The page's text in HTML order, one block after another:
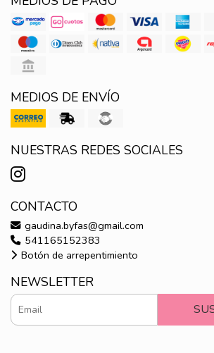
MEDIOS DE ENVÍO
NUESTRAS REDES SOCIALES
CONTACTO
gaudina.byfas@gmail.com
541165152383
Botón de arrepentimiento
NEWSLETTER